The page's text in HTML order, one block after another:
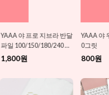
라 반달
240 택
YAAA 야 우드파일 100/10
0그릿